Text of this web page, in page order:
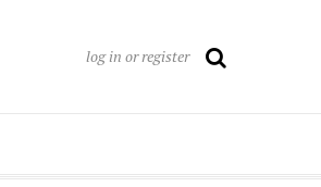
log in or register